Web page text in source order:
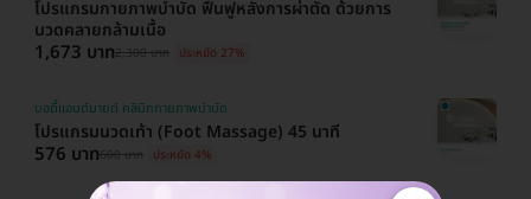
โปรแกรมกายภาพบำบัด ฟื้นฟูหลังการผ่าตัด ด้วยการ
นวดคลายกล้ามเนื้อ
1,673 บาท2,300 บาท ประหยัด 27%
โปรแกรมนวดเท้า (Foot Massage) 45 นาที
บอดี้แอนด์มายด์ คลินิกกายภาพบำบัด
576 บาท600 บาท ประหยัด 4%